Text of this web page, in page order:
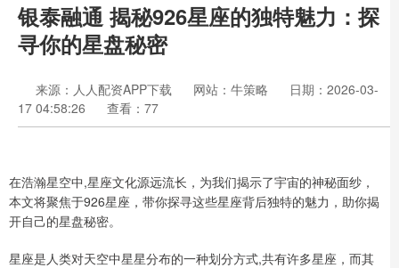
银泰融通 揭秘926星座的独特魅力：探
寻你的星盘秘密
来源：人人配资APP下载 网站：牛策略
日期：2026-03-
17 04:58:26
查看：77
在浩瀚星空中,星座文化源远流长，为我们揭示了宇宙的神秘面纱，
本文将聚焦于926星座，带你探寻这些星座背后独特的魅力，助你揭
开自己的星盘秘密。
星座是人类对天空中星星分布的一种划分方式,共有许多星座，而其